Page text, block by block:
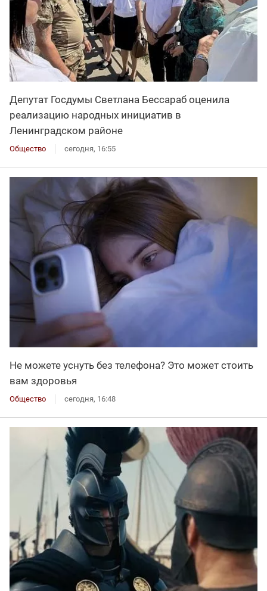
Депутат Госдумы Светлана Бессараб оценила
реализацию народных инициатив в
Ленинградском районе
Общество сегодня, 16:55
Не можете уснуть без телефона? Это может стоить
вам здоровья
Общество сегодня, 16:48